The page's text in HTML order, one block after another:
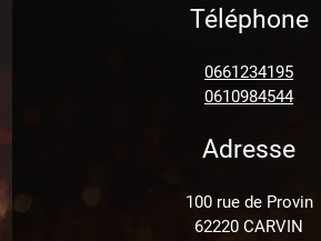
Téléphone
0661234195
0610984544
Adresse
100 rue de Provin
62220 CARVIN